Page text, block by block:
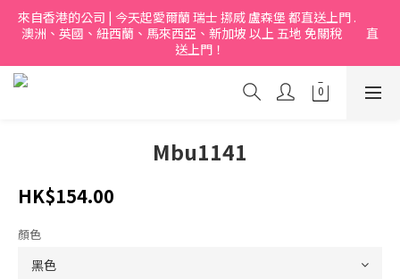
來自香港的公司 | 今天起愛爾蘭 瑞士 挪烕 盧森堡 都直送上門 .
澳洲、英國、紐西蘭、馬來西亞、新加坡 以上 五地 免關稅         直
送上門！
Mbu1141
HK$154.00
顏色